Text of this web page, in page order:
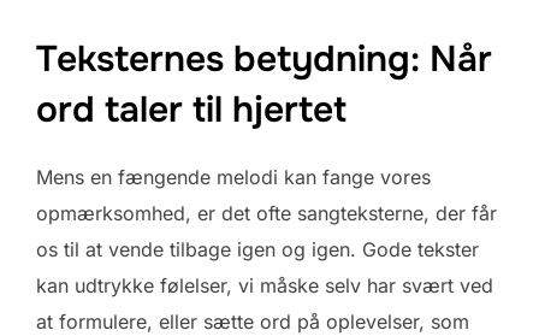
Teksternes betydning: Når
ord taler til hjertet
Mens en fængende melodi kan fange vores
opmærksomhed, er det ofte sangteksterne, der får
os til at vende tilbage igen og igen. Gode tekster
kan udtrykke følelser, vi måske selv har svært ved
at formulere, eller sætte ord på oplevelser, som